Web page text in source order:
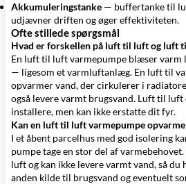
Akkumuleringstanke — buffertanke til
udjævner driften og øger effektiviteten.
Ofte stillede spørgsmål
Hvad er forskellen på luft til luft og luft
En luft til luft varmepumpe blæser varm
— ligesom et varmluftanlæg. En luft til
opvarmer vand, der cirkulerer i
også levere varmt brugsvand. Luft til
installere, men kan ikke erstatte dit fyr.
Kan en luft til luft varmepumpe opvarme
I et åbent parcelhus med god isolering
pumpe tage en stor del af
luft og kan ikke levere varmt vand, så du
anden kilde til brugsvand og eventuelt